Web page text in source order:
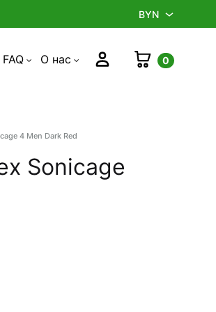
BYN
FAQ О нас Войти Корзина
0
4 Men Dark Red
Sonicage